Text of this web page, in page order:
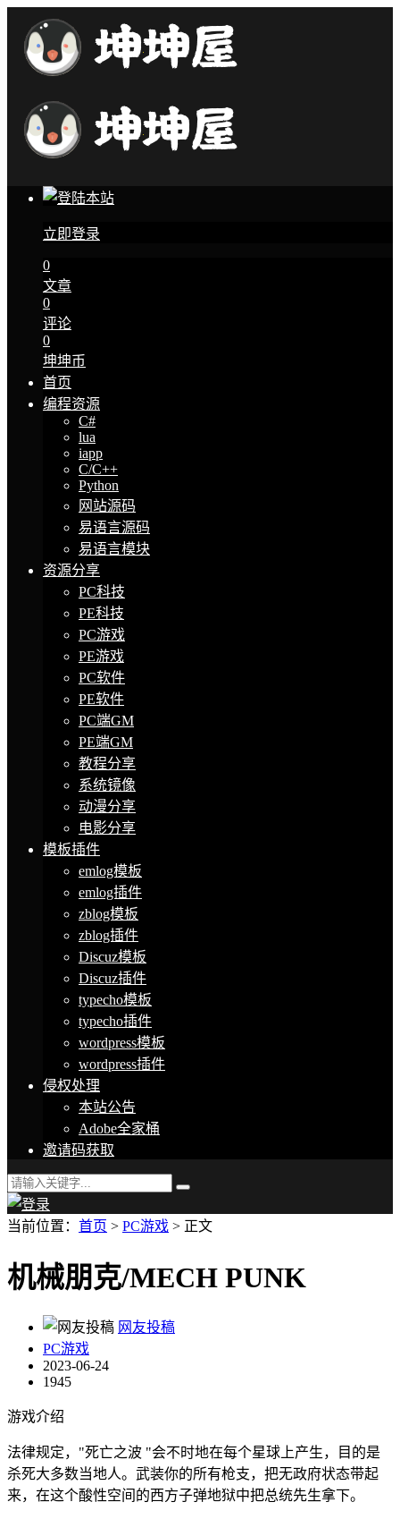
立即登录
0
文章
0
评论
0
坤坤币
首页
编程资源
C#
lua
iapp
C/C++
Python
网站源码
易语言源码
易语言模块
资源分享
PC科技
PE科技
PC游戏
PE游戏
PC软件
PE软件
PC端GM
PE端GM
教程分享
系统镜像
动漫分享
电影分享
模板插件
emlog模板
emlog插件
zblog模板
zblog插件
Discuz模板
Discuz插件
typecho模板
typecho插件
wordpress模板
wordpress插件
侵权处理
本站公告
Adobe全家桶
邀请码获取
当前位置： 首页 > PC游戏 > 正文
机械朋克/MECH PUNK
网友投稿
PC游戏
2023-06-24
1945
游戏介绍
法律规定，"死亡之波 "会不时地在每个星球上产生，目的是
杀死大多数当地人。武装你的所有枪支，把无政府状态带起
来，在这个酸性空间的西方子弹地狱中把总统先生拿下。